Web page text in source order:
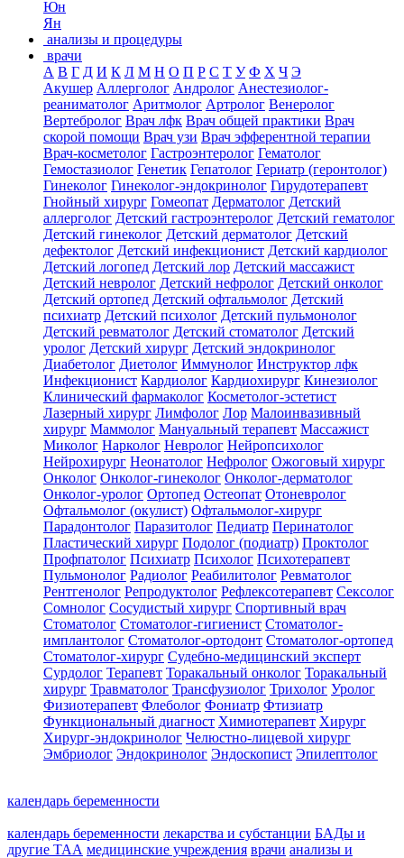
Юн
Ян
анализы и процедуры
врачи
А В Г Д И К Л М Н О П Р С Т У Ф Х Ч Э
Акушер Аллерголог Андролог Анестезиолог-
реаниматолог Аритмолог Артролог Венеролог
Вертебролог Врач лфк Врач общей практики Врач
скорой помощи Врач узи Врач эфферентной терапии
Врач-косметолог Гастроэнтеролог Гематолог
Гемостазиолог Генетик Гепатолог Гериатр (геронтолог)
Гинеколог Гинеколог-эндокринолог Гирудотерапевт
Гнойный хирург Гомеопат Дерматолог Детский
аллерголог Детский гастроэнтеролог Детский гематолог
Детский гинеколог Детский дерматолог Детский
дефектолог Детский инфекционист Детский кардиолог
Детский логопед Детский лор Детский массажист
Детский невролог Детский нефролог Детский онколог
Детский ортопед Детский офтальмолог Детский
психиатр Детский психолог Детский пульмонолог
Детский ревматолог Детский стоматолог Детский
уролог Детский хирург Детский эндокринолог
Диабетолог Диетолог Иммунолог Инструктор лфк
Инфекционист Кардиолог Кардиохирург Кинезиолог
Клинический фармаколог Косметолог-эстетист
Лазерный хирург Лимфолог Лор Малоинвазивный
хирург Маммолог Мануальный терапевт Массажист
Миколог Нарколог Невролог Нейропсихолог
Нейрохирург Неонатолог Нефролог Ожоговый хирург
Онколог Онколог-гинеколог Онколог-дерматолог
Онколог-уролог Ортопед Остеопат Отоневролог
Офтальмолог (окулист) Офтальмолог-хирург
Парадонтолог Паразитолог Педиатр Перинатолог
Пластический хирург Подолог (подиатр) Проктолог
Профпатолог Психиатр Психолог Психотерапевт
Пульмонолог Радиолог Реабилитолог Ревматолог
Рентгенолог Репродуктолог Рефлексотерапевт Сексолог
Сомнолог Сосудистый хирург Спортивный врач
Стоматолог Стоматолог-гигиенист Стоматолог-
имплантолог Стоматолог-ортодонт Стоматолог-ортопед
Стоматолог-хирург Судебно-медицинский эксперт
Сурдолог Терапевт Торакальный онколог Торакальный
хирург Травматолог Трансфузиолог Трихолог Уролог
Физиотерапевт Флеболог Фониатр Фтизиатр
Функциональный диагност Химиотерапевт Хирург
Хирург-эндокринолог Челюстно-лицевой хирург
Эмбриолог Эндокринолог Эндоскопист Эпилептолог
календарь беременности
календарь беременности лекарства и субстанции БАДы и
другие ТАА медицинские учреждения врачи анализы и